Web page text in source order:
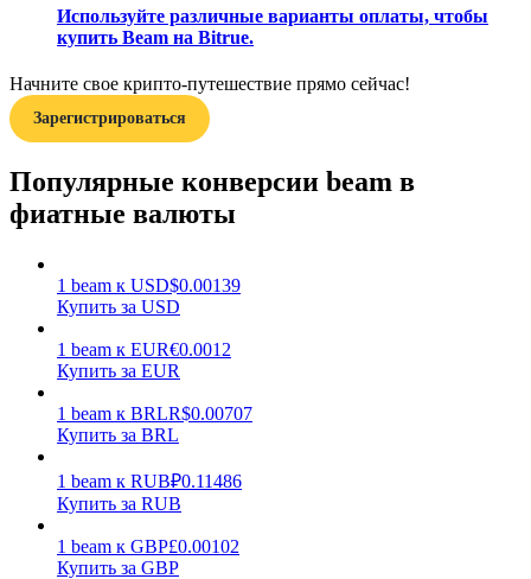
Заработок
Силовая свинья
Используйте различные варианты оплаты, чтобы
купить Beam на Bitrue.
Начните свое крипто-путешествие прямо сейчас!
Зарегистрироваться
Популярные конверсии beam в
фиатные валюты
1 beam к USD$0.00139
Купить за USD
1 beam к EUR€0.0012
Купить за EUR
1 beam к BRLR$0.00707
Купить за BRL
1 beam к RUB₽0.11486
Купить за RUB
1 beam к GBP£0.00102
Купить за GBP